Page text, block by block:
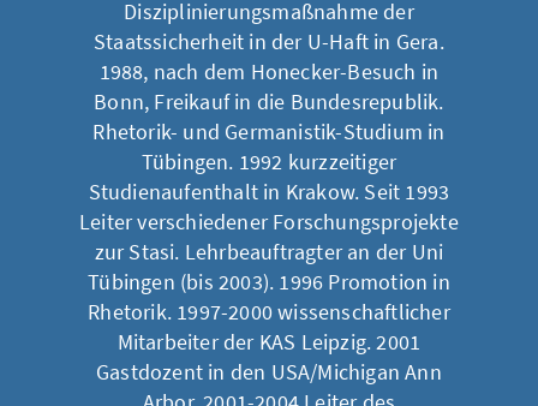
Disziplinierungsmaßnahme der
Staatssicherheit in der U-Haft in Gera.
1988, nach dem Honecker-Besuch in
Bonn, Freikauf in die Bundesrepublik.
Rhetorik- und Germanistik-Studium in
Tübingen. 1992 kurzzeitiger
Studienaufenthalt in Krakow. Seit 1993
Leiter verschiedener Forschungsprojekte
zur Stasi. Lehrbeauftragter an der Uni
Tübingen (bis 2003). 1996 Promotion in
Rhetorik. 1997-2000 wissenschaftlicher
Mitarbeiter der KAS Leipzig. 2001
Gastdozent in den USA/Michigan Ann